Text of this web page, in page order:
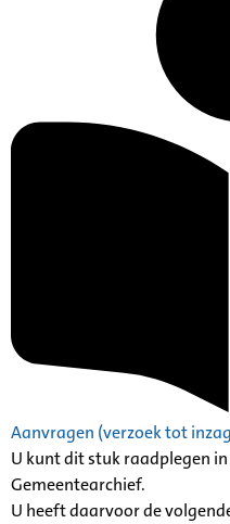
Aanvragen (verzoek tot
U kunt dit stuk raadplegen
Gemeentearchief.
U heeft daarvoor de